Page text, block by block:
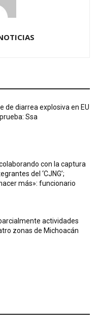
de diarrea explosiva en EU
Ssa
con la captura
del ‘CJNG’;
más»: funcionario
actividades
zonas de Michoacán